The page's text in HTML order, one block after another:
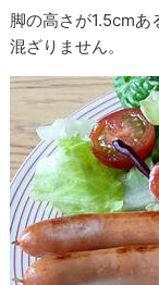
脚の高さが1.5cm
混ざりません。